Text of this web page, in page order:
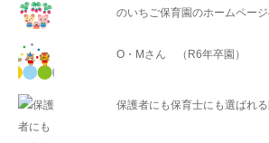
のいちご保育園のホームペー
O・Mさん （R6年卒園）
保護者にも保育士にも選ばれ